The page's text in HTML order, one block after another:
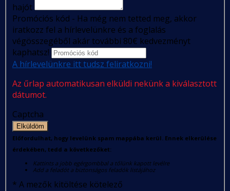
hajót
Promóciós kód - Ha még nem tetted meg, akkor
iratkozz fel a hírlevelünkre és a foglalás
végösszegéből akár további 80€ kedvezményt
kaphatsz!
A hírlevelünkre itt tudsz feliratkozni!
Az űrlap automatikusan elküldi nekünk a kiválasztott
dátumot.
Captcha
Elküldöm
Előfordulhat, hogy levelünk spam mappába kerül. Ennek elkerülése
érdekében, tedd a következőket:
Kattints a jobb egérgombbal a tőlünk kapott levélre
Add a feladót a biztonságos feladók listájához
* A mezők kitöltése kötelező